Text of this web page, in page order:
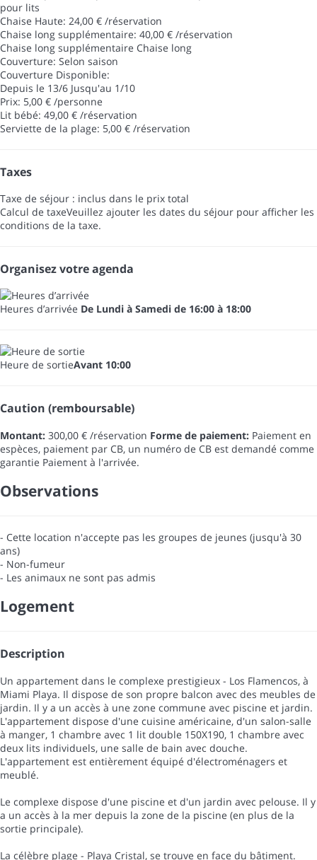
pour lits
Chaise Haute: 24,00 € /réservation
Chaise long supplémentaire: 40,00 € /réservation
Chaise long supplémentaire Chaise long
Couverture: Selon saison
Couverture Disponible:
Depuis le 13/6 Jusqu'au 1/10
Prix: 5,00 € /personne
Lit bébé: 49,00 € /réservation
Serviette de la plage: 5,00 € /réservation
Taxes
Taxe de séjour : inclus dans le prix total
Calcul de taxeVeuillez ajouter les dates du séjour pour afficher les
conditions de la taxe.
Organisez votre agenda
Heures d’arrivée De Lundi à Samedi de 16:00 à 18:00
Heure de sortieAvant 10:00
Caution (remboursable)
Montant: 300,00 € /réservation Forme de paiement: Paiement en
espèces, paiement par CB, un numéro de CB est demandé comme
garantie Paiement à l'arrivée.
Observations
- Cette location n'accepte pas les groupes de jeunes (jusqu'à 30
ans)
- Non-fumeur
- Les animaux ne sont pas admis
Logement
Description
Un appartement dans le complexe prestigieux - Los Flamencos, à
Miami Playa. Il dispose de son propre balcon avec des meubles de
jardin. Il y a un accès à une zone commune avec piscine et jardin.
L'appartement dispose d'une cuisine américaine, d'un salon-salle
à manger, 1 chambre avec 1 lit double 150X190, 1 chambre avec
deux lits individuels, une salle de bain avec douche.
L'appartement est entièrement équipé d'électroménagers et
meublé.
Le complexe dispose d'une piscine et d'un jardin avec pelouse. Il y
a un accès à la mer depuis la zone de la piscine (en plus de la
sortie principale).
La célèbre plage - Playa Cristal, se trouve en face du bâtiment.